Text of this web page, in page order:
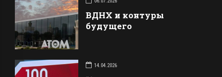
ВДНХ и контуры
будущего
14.04.2026